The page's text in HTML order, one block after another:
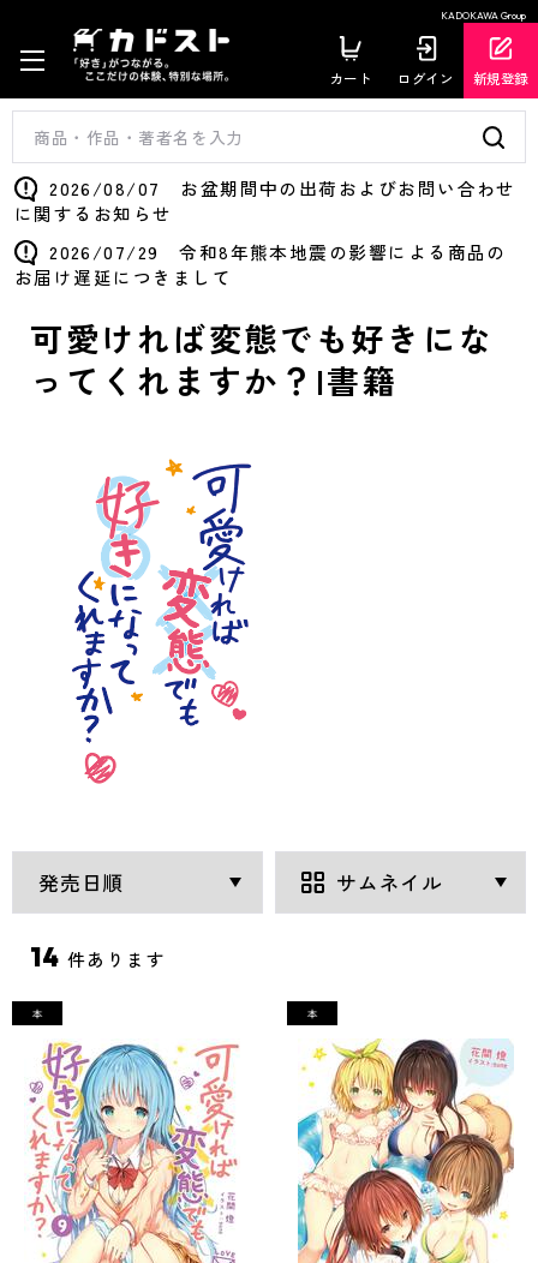
KADOKAWA Group
カート ログイン 新規登録
2026/08/07 お盆期間中の出荷およびお問い合わせ
に関するお知らせ
2026/07/29 令和8年熊本地震の影響による商品の
お届け遅延につきまして
可愛ければ変態でも好きにな
ってくれますか？|書籍
14 件あります